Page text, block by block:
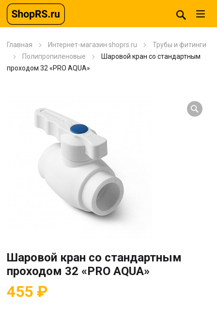
Главная Интернет-магазин shoprs.ru
Трубы и фитинги
Полипропиленовые
Шаровой кран со стандартным
проходом 32 «PRO AQUA»
Шаровой кран со стандартным
проходом 32 «PRO AQUA»
455 ₽